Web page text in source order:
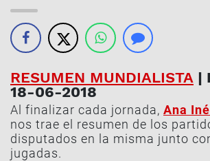
RESUMEN MUNDIALISTA |
18-06-2018
Al finalizar cada jornada, Ana
nos trae el resumen de los
disputados en la misma junto
jugadas.